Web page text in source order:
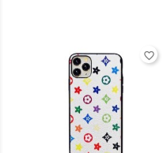
favorite_border